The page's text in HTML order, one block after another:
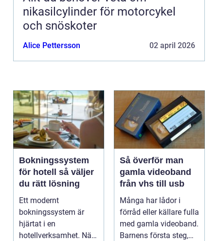
nikasilcylinder för motorcykel
och snöskoter
Alice Pettersson 02 april 2026
Bokningssystem
för hotell så väljer
du rätt lösning
Ett modernt
bokningssystem är
hjärtat i en
hotellverksamhet. När
Så överför man
gamla videoband
från vhs till usb
Många har lådor i
förråd eller källare fulla
med gamla videoband.
Barnens första steg,